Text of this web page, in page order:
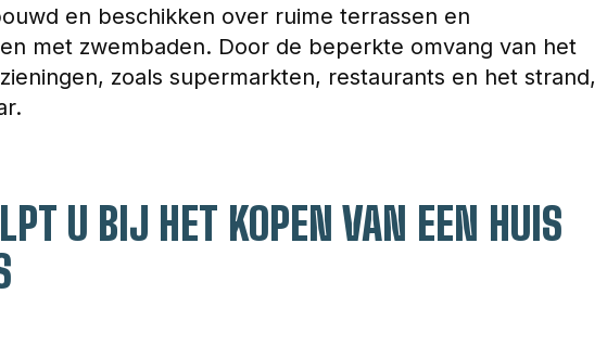
en beschikken over ruime terrassen en
met zwembaden. Door de beperkte omvang van het
zoals supermarkten, restaurants en het strand,
U BIJ HET KOPEN VAN EEN HUIS